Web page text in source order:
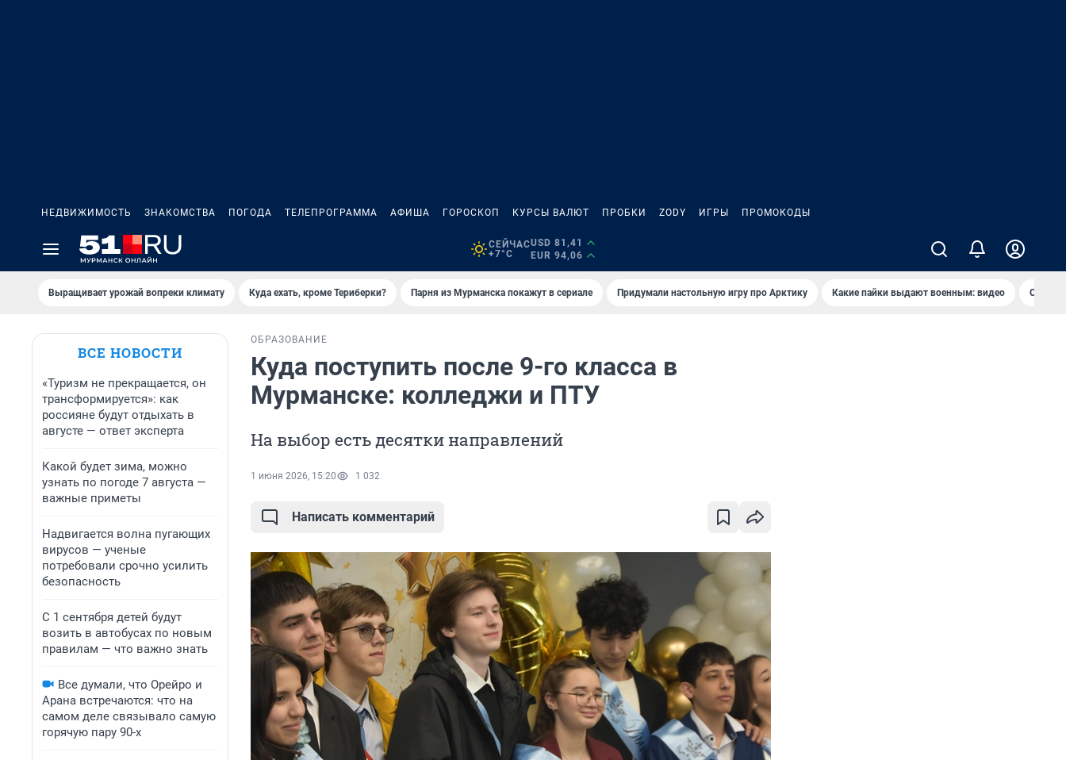
НЕДВИЖИМОСТЬ ЗНАКОМСТВА ПОГОДА ТЕЛЕПРОГРАММА АФИША ГОРОСКОП КУРСЫ ВАЛЮТ ПРОБКИ ZODY ИГРЫ ПРОМОКОДЫ
СЕЙЧАС
+7°C
USD 81,41
EUR 94,06
Выращивает урожай вопреки климату Куда ехать, кроме Териберки? Парня из Мурманска покажут в сериале Придумали настольную игру про Арктику Какие пайки выдают военным: видео Самая
ВСЕ НОВОСТИ
«Туризм не прекращается, он
трансформируется»: как
россияне будут отдыхать в
августе — ответ эксперта
Какой будет зима, можно
узнать по погоде 7 августа —
важные приметы
Надвигается волна пугающих
вирусов — ученые
потребовали срочно усилить
безопасность
С 1 сентября детей будут
возить в автобусах по новым
правилам — что важно знать
Все думали, что Орейро и
Арана встречаются: что на
самом деле связывало самую
горячую пару 90-х
ОБРАЗОВАНИЕ
Куда поступить после 9-го класса в
Мурманске: колледжи и ПТУ
На выбор есть десятки направлений
1 июня 2026, 15:20 1 032
Написать комментарий